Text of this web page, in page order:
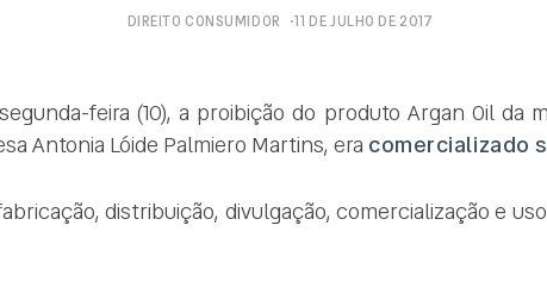
DIREITO CONSUMIDOR 11 DE JULHO DE 2017
feira (10), a proibição do produto Argan Oil da
Antonia Lóide Palmiero Martins, era comercializado
distribuição, divulgação, comercialização e